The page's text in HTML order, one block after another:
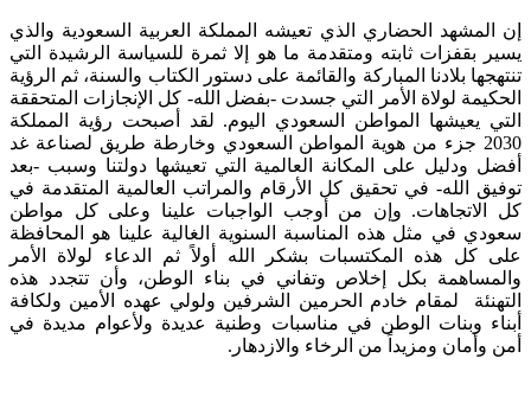
الحضاري الذي تعيشه المملكة العربية السعودية والذي
بقفزات ثابته ومتقدمة ما هو إلا ثمرة للسياسة الرشيدة التي
بلادنا المباركة والقائمة على دستور الكتاب والسنة، ثم الرؤية
لولاة الأمر التي جسدت -بفضل الله- كل الإنجازات المتحققة
يعيشها المواطن السعودي اليوم. لقد أصبحت رؤية المملكة
2030 جزء من هوية المواطن السعودي وخارطة طريق لصناعة غد
ودليل على المكانة العالمية التي تعيشها دولتنا وسبب -بعد
الله- في تحقيق كل الأرقام والمراتب العالمية المتقدمة في
وإن من أوجب الواجبات علينا وعلى كل مواطن
في مثل هذه المناسبة السنوية الغالية علينا هو المحافظة
كل هذه المكتسبات بشكر الله أولاً ثم الدعاء لولاة الأمر
بكل إخلاص وتفاني في بناء الوطن، وأن تتجدد هذه
لمقام خادم الحرمين الشرفين ولولي عهده الأمين ولكافة
وبنات الوطن في مناسبات وطنية عديدة ولأعوام مديدة في
وأمان ومزيداً من الرخاء والازدهار.​